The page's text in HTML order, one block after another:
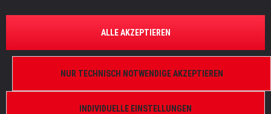
LITECRAFT HELD FCL/ SLNT WW
INDIVIDUELLE EINSTELLUNGEN
NUR TECHNISCH NOTWENDIGE AKZEPTIEREN
ALLE AKZEPTIEREN